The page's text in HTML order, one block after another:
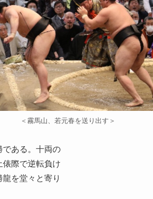
＜霧馬山、若元春を送り出す＞
ある。十両の
際で逆転負け
を堂々と寄り